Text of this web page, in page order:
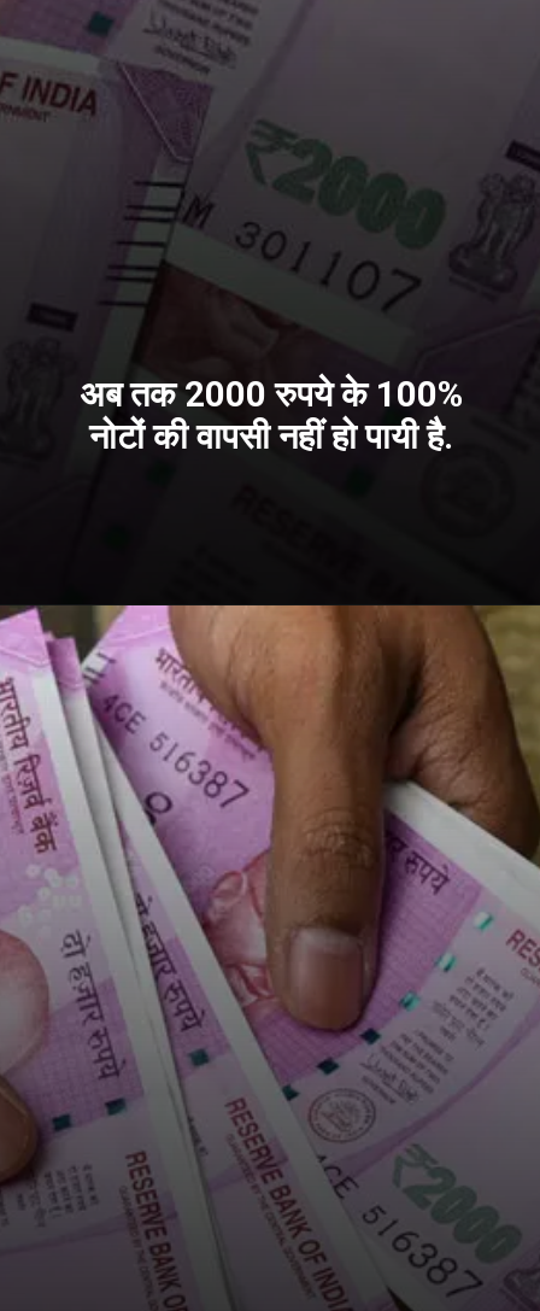
अब तक 2000 रुपये के 100%
नोटों की वापसी नहीं हो पायी है.